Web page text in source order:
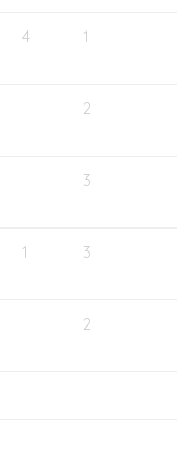
4 1
2
3
1 3
2